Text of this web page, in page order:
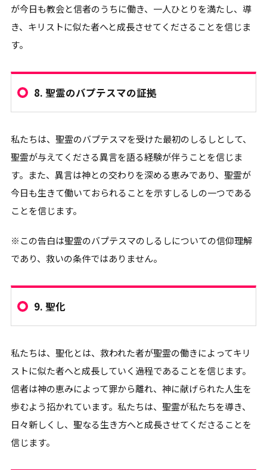
が今日も教会と信者のうちに働き、一人ひとりを満たし、導
き、キリストに似た者へと成長させてくださることを信じま
す。
8. 聖霊のバプテスマの証拠
私たちは、聖霊のバプテスマを受けた最初のしるしとして、
聖霊が与えてくださる異言を語る経験が伴うことを信じま
す。また、異言は神との交わりを深める恵みであり、聖霊が
今日も生きて働いておられることを示すしるしの一つである
ことを信じます。
※この告白は聖霊のバプテスマのしるしについての信仰理解
であり、救いの条件ではありません。
9. 聖化
私たちは、聖化とは、救われた者が聖霊の働きによってキリ
ストに似た者へと成長していく過程であることを信じます。
信者は神の恵みによって罪から離れ、神に献げられた人生を
歩むよう招かれています。私たちは、聖霊が私たちを導き、
日々新しくし、聖なる生き方へと成長させてくださることを
信じます。